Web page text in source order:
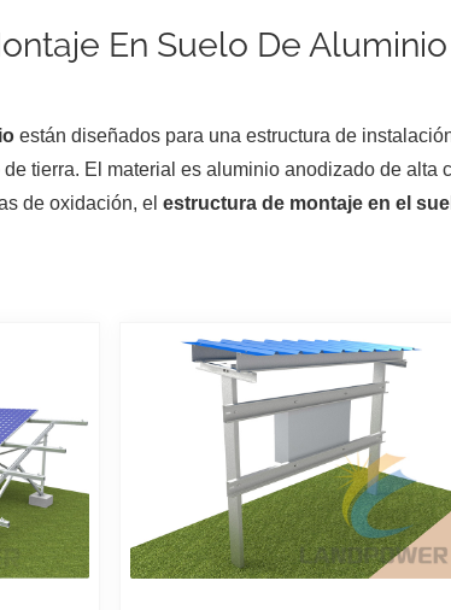
En Suelo De Aluminio
están diseñados para una estructura de
tierra. El material es aluminio anodizado de alta
de oxidación, el estructura de montaje en el